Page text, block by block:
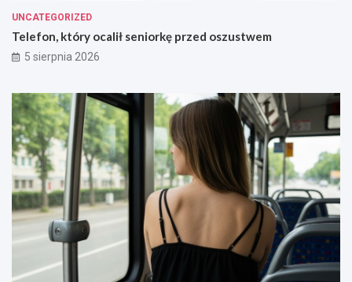
UNCATEGORIZED
Telefon, który ocalił seniorkę przed oszustwem
5 sierpnia 2026